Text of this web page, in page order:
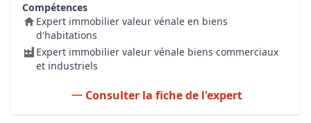
Compétences
Expert immobilier valeur vénale en biens
d'habitations
Expert immobilier valeur vénale biens commerciaux
et industriels
Consulter la fiche de l'expert